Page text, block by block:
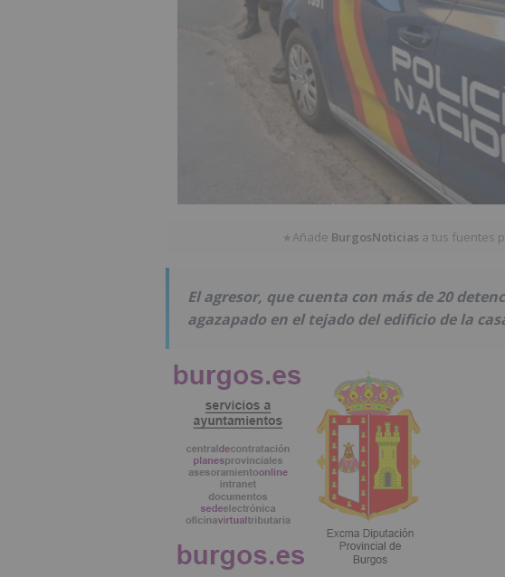
★Añade BurgosNoticias a tus fuentes
El agresor, que cuenta con más de 20
agazapado en el tejado del edificio de la